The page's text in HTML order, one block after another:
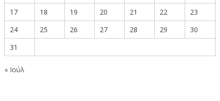
17
18 19 20 21 22
23
24
25 26 27 28 29
30
31
« Ιούλ